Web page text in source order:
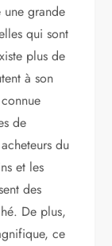
grande
qui sont
plus de
à son
de
du
et les
des
De plus,
ce